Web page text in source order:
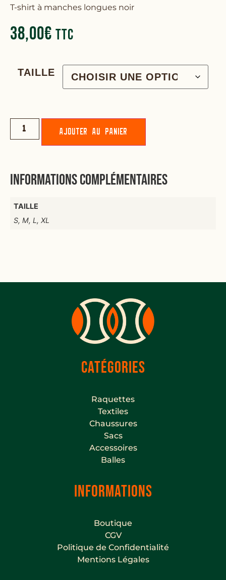
T-shirt à manches longues noir
38,00€ TTC
TAILLE
Ajouter au panier
Informations complémentaires
TAILLE
S, M, L, XL
CATÉGORIES
Raquettes
Textiles
Chaussures
Sacs
Accessoires
Balles
INFORMATIONS
Boutique
CGV
Politique de Confidentialité
Mentions Légales